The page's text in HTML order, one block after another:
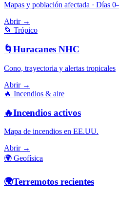
Mapas y población afectada · Días
Abrir →
🌀 Trópico
🌀Huracanes NHC
Cono, trayectoria y alertas tropicales
Abrir →
🔥 Incendios & aire
🔥Incendios activos
Mapa de incendios en EE.UU.
Abrir →
🌍 Geofísica
🌍Terremotos recientes